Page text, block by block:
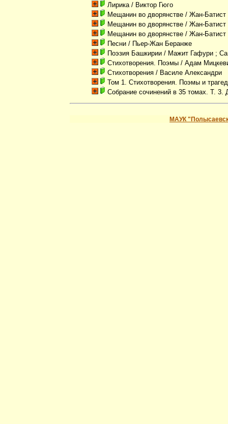
Лирика/ Виктор Гюго
Мещанин во дворянстве / Жан-
Мещанин во дворянстве / Жан-
Мещанин во дворянстве / Жан-
Песни / Пьер-Жан Беранже
Поэзия Башкирии / Мажит Гафури ;
Стихотворения. Поэмы / Адам
Стихотворения / Василе Александри
Том 1. Стихотворения. Поэмы и
Собрание сочинений в 35 томах. Т. 3.
МАУК